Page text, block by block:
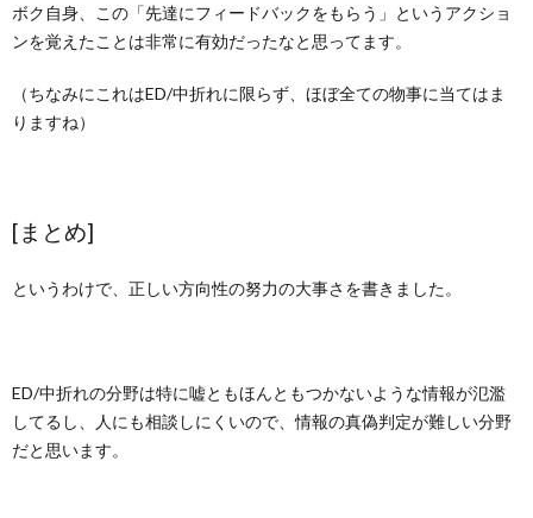
ボク自身、この「先達にフィードバックをもらう」というアクショ
ンを覚えたことは非常に有効だったなと思ってます。
（ちなみにこれはED/中折れに限らず、ほぼ全ての物事に当てはま
りますね）
[まとめ]
というわけで、正しい方向性の努力の大事さを書きました。
ED/中折れの分野は特に嘘ともほんともつかないような情報が氾濫
してるし、人にも相談しにくいので、情報の真偽判定が難しい分野
だと思います。